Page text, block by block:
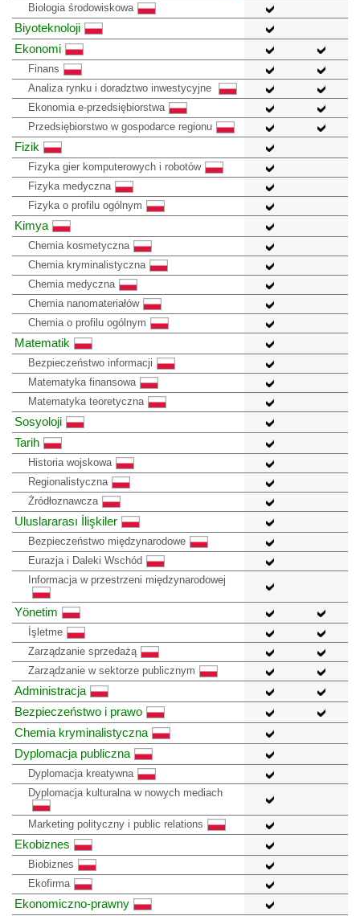
Biologia środowiskowa
Biyoteknoloji
Ekonomi
Finans
Analiza rynku i doradztwo inwestycyjne
Ekonomia e-przedsiębiorstwa
Przedsiębiorstwo w gospodarce regionu
Fizik
Fizyka gier komputerowych i robotów
Fizyka medyczna
Fizyka o profilu ogólnym
Kimya
Chemia kosmetyczna
Chemia kryminalistyczna
Chemia medyczna
Chemia nanomateriałów
Chemia o profilu ogólnym
Matematik
Bezpieczeństwo informacji
Matematyka finansowa
Matematyka teoretyczna
Sosyoloji
Tarih
Historia wojskowa
Regionalistyczna
Żródłoznawcza
Uluslararası İlişkiler
Bezpieczeństwo międzynarodowe
Eurazja i Daleki Wschód
Informacja w przestrzeni międzynarodowej
Yönetim
İşletme
Zarządzanie sprzedażą
Zarządzanie w sektorze publicznym
Administracja
Bezpieczeństwo i prawo
Chemia kryminalistyczna
Dyplomacja publiczna
Dyplomacja kreatywna
Dyplomacja kulturalna w nowych mediach
Marketing polityczny i public relations
Ekobiznes
Biobiznes
Ekofirma
Ekonomiczno-prawny